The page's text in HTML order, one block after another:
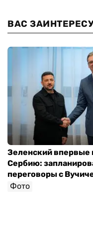
ВАС
Зеленский впервые
Сербию:
переговоры с
Фото